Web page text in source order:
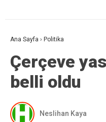
Ana Sayfa › Politika
Çerçeve
belli oldu
Neslihan Kaya